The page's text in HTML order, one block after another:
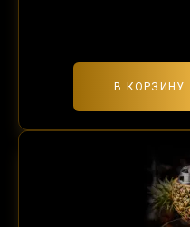
В КОРЗИНУ